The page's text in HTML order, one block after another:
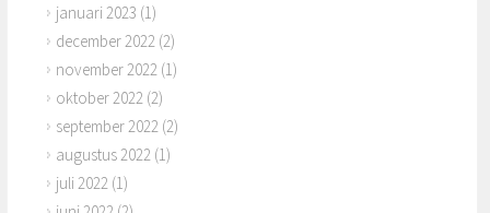
januari 2023 (1)
december 2022 (2)
november 2022 (1)
oktober 2022 (2)
september 2022 (2)
augustus 2022 (1)
juli 2022 (1)